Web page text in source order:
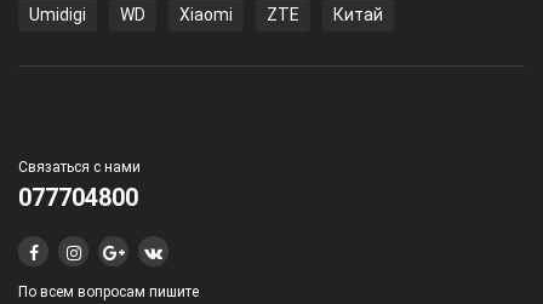
Umidigi WD Xiaomi ZTE Китай
Связаться с нами
077704800
По всем вопросам пишите